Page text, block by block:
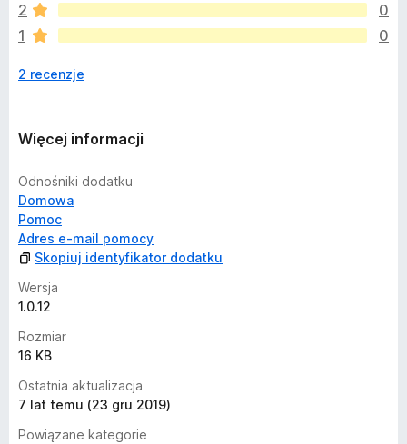
e
s
c
e
o
e
n
2
0
1
0
2 recenzje
Więcej informacji
Odnośniki dodatku
Domowa
Pomoc
Adres e-mail pomocy
Skopiuj identyfikator dodatku
Wersja
1.0.12
Rozmiar
16 KB
Ostatnia aktualizacja
7 lat temu (23 gru 2019)
Powiązane kategorie